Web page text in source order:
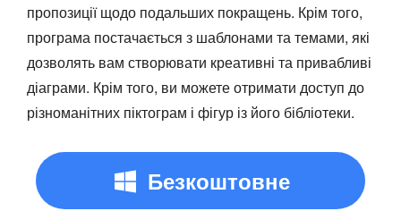
пропозиції щодо подальших покращень. Крім того,
програма постачається з шаблонами та темами, які
дозволять вам створювати креативні та привабливі
діаграми. Крім того, ви можете отримати доступ до
різноманітних піктограм і фігур із його бібліотеки.
Безкоштовне